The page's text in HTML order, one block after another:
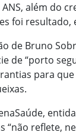
ANS, além do
foi
de Bruno
de “porto
para
“não reflete,